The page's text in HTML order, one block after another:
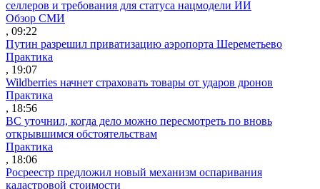
селлеров и требования для статуса нацмодели ИИ
Обзор СМИ
, 09:22
Путин разрешил приватизацию аэропорта Шереметьево
Практика
, 19:07
Wildberries начнет страховать товары от ударов дронов
Практика
, 18:56
ВС уточнил, когда дело можно пересмотреть по вновь
открывшимся обстоятельствам
Практика
, 18:06
Росреестр предложил новый механизм оспаривания
кадастровой стоимости